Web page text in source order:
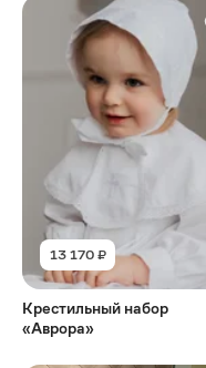
13 170 ₽
Крестильный набор
«Аврора»